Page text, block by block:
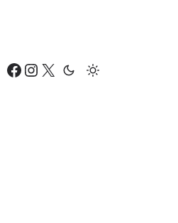
要
Facebook Instagram X